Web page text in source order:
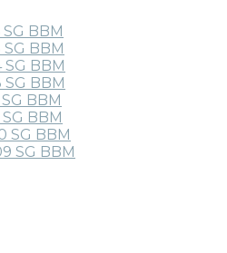
SG BBM
SG BBM
SG BBM
SG BBM
SG BBM
SG BBM
SG BBM
SG BBM